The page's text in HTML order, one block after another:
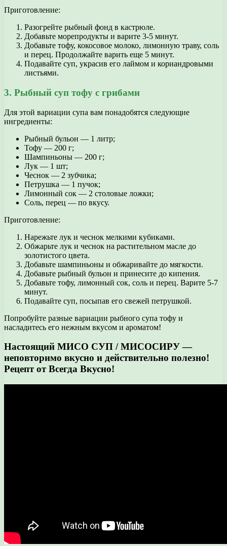
Приготовление:
Разогрейте рыбный фонд в кастрюле.
Добавьте морепродукты и варите 3-5 минут.
Добавьте тофу, кокосовое молоко, лимонную траву, соль
и перец. Продолжайте варить еще 5 минут.
Подавайте суп, украсив его лаймом и кориандровыми
листьями.
3. Рыбный суп тофу с грибами
Для этой вариации супа вам понадобятся следующие
ингредиенты:
Рыбный бульон — 1 литр;
Тофу — 200 г;
Шампиньоны — 200 г;
Лук — 1 шт;
Чеснок — 2 зубчика;
Петрушка — 1 пучок;
Лимонный сок — 2 столовые ложки;
Соль, перец — по вкусу.
Приготовление:
Нарежьте лук и чеснок мелкими кубиками.
Обжарьте лук и чеснок на растительном масле до
золотистого цвета.
Добавьте шампиньоны и обжаривайте до мягкости.
Добавьте рыбный бульон и принесите до кипения.
Добавьте тофу, лимонный сок, соль и перец. Варите 5-7
минут.
Подавайте суп, посыпав его свежей петрушкой.
Попробуйте разные вариации рыбного супа тофу и
насладитесь его нежным вкусом и ароматом!
Настоящий МИСО СУП / МИСОСИРУ —
неповторимо вкусно и действительно полезно!
Рецепт от Всегда Вкусно!